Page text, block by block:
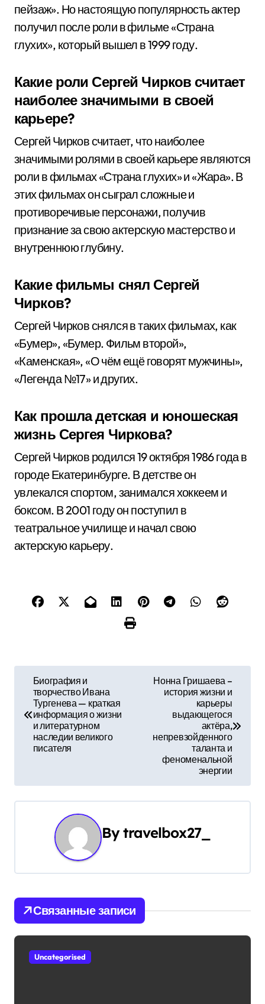
пейзаж». Но настоящую популярность актер
получил после роли в фильме «Страна
глухих», который вышел в 1999 году.
Какие роли Сергей Чирков считает
наиболее значимыми в своей
карьере?
Сергей Чирков считает, что наиболее
значимыми ролями в своей карьере являются
роли в фильмах «Страна глухих» и «Жара». В
этих фильмах он сыграл сложные и
противоречивые персонажи, получив
признание за свою актерскую мастерство и
внутреннюю глубину.
Какие фильмы снял Сергей
Чирков?
Сергей Чирков снялся в таких фильмах, как
«Бумер», «Бумер. Фильм второй»,
«Каменская», «О чём ещё говорят мужчины»,
«Легенда №17» и других.
Как прошла детская и юношеская
жизнь Сергея Чиркова?
Сергей Чирков родился 19 октября 1986 года в
городе Екатеринбурге. В детстве он
увлекался спортом, занимался хоккеем и
боксом. В 2001 году он поступил в
театральное училище и начал свою
актерскую карьеру.
а
я
п
о
з
Биография и
творчество Ивана
Тургенева — краткая
информация о жизни
и литературном
наследии великого
писателя
Нонна Гришаева –
история жизни и
карьеры
выдающегося
актёра,
непревзойденного
таланта и
феноменальной
энергии
Bytravelbox27_
Связанные записи
Uncategorised